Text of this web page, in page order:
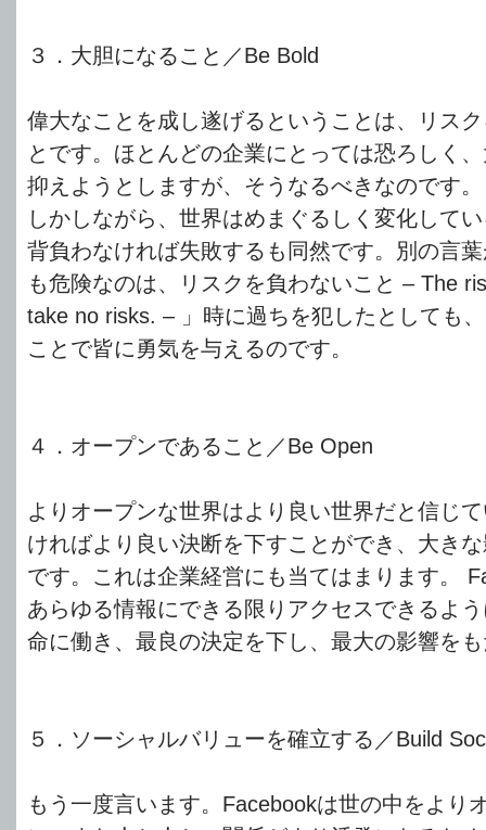
３．大胆になること／Be Bold
偉大なことを成し遂げるということは、リス
とです。ほとんどの企業にとっては恐ろしく
抑えようとしますが、そうなるべきなのです。
しかしながら、世界はめまぐるしく変化して
背負わなければ失敗するも同然です。別の言
も危険なのは、リスクを負わないこと – The
take no risks. – 」時に過ちを犯したとしても
ことで皆に勇気を与えるのです。
４．オープンであること／Be Open
よりオープンな世界はより良い世界だと信じ
ければより良い決断を下すことができ、大き
です。これは企業経営にも当てはまります。
あらゆる情報にできる限りアクセスできるよ
命に働き、最良の決定を下し、最大の影響を
５．ソーシャルバリューを確立する／Build
もう一度言います。Facebookは世の中をより